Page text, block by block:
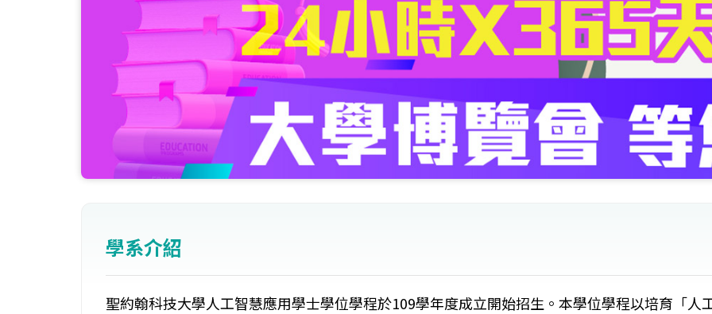
學系介紹
聖約翰科技大學人工智慧應用學士學位學程於109學年度成立開始招生。本學位學程以培育「人